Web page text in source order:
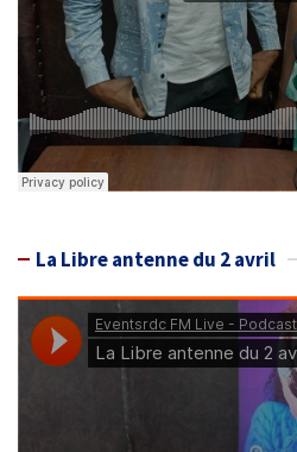
La Libre antenne du 2 avril